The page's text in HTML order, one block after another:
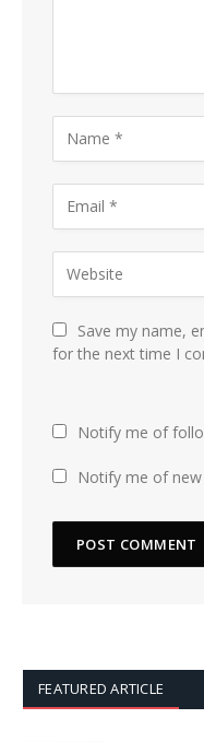
Save my name,
for the next time I
Notify me of
Notify me of
FEATURED ARTICLE